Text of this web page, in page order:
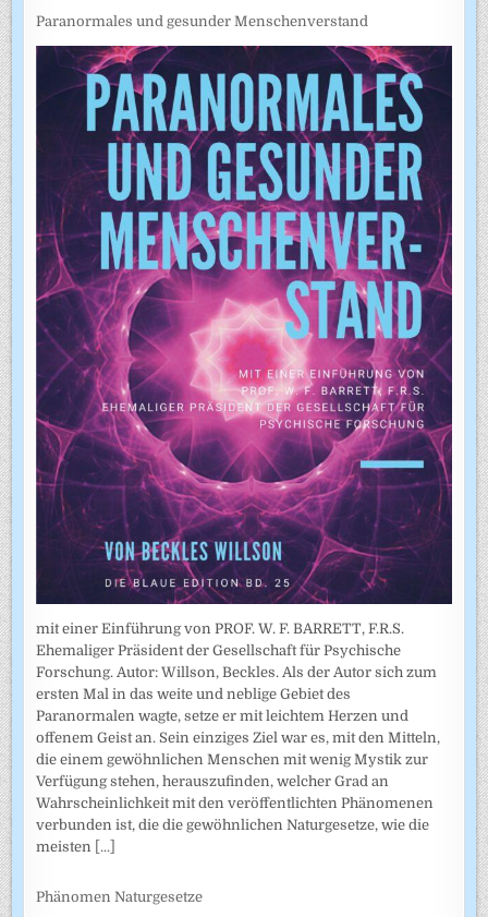
Paranormales und gesunder Menschenverstand
mit einer Einführung von PROF. W. F. BARRETT, F.R.S.
Ehemaliger Präsident der Gesellschaft für Psychische
Forschung. Autor: Willson, Beckles. Als der Autor sich zum
ersten Mal in das weite und neblige Gebiet des
Paranormalen wagte, setze er mit leichtem Herzen und
offenem Geist an. Sein einziges Ziel war es, mit den Mitteln,
die einem gewöhnlichen Menschen mit wenig Mystik zur
Verfügung stehen, herauszufinden, welcher Grad an
Wahrscheinlichkeit mit den veröffentlichten Phänomenen
verbunden ist, die die gewöhnlichen Naturgesetze, wie die
meisten [...]
Phänomen Naturgesetze